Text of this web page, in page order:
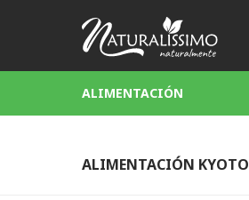
ALIMENTACIÓN
ALIMENTACIÓN KYOTO